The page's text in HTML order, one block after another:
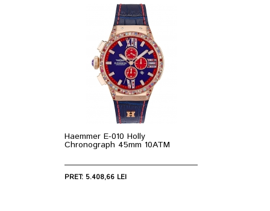
Haemmer E-010 Holly
Chronograph 45mm 10ATM
PRET: 5.408,66 LEI